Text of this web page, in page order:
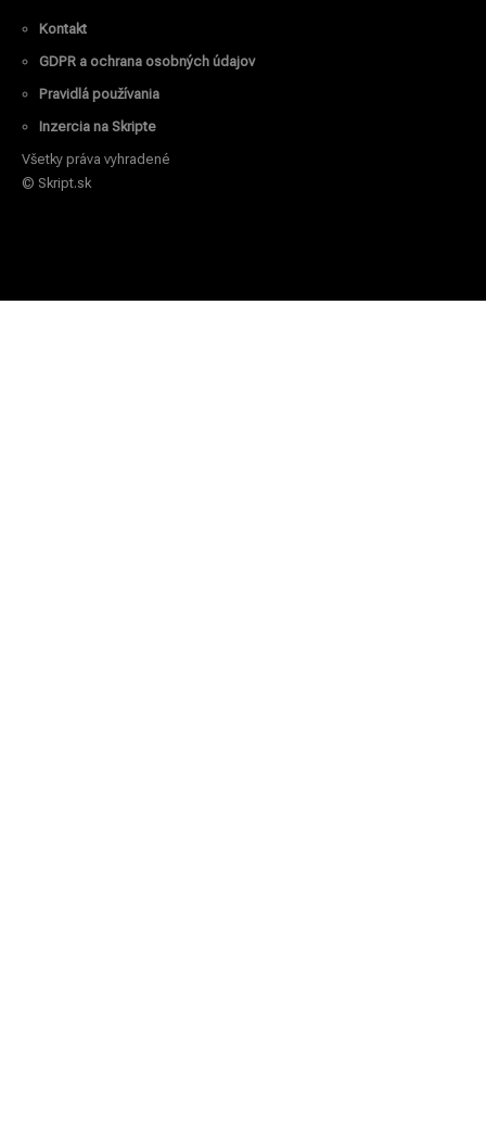
Kontakt
GDPR a ochrana osobných údajov
Pravidlá používania
Inzercia na Skripte
Všetky práva vyhradené
© Skript.sk